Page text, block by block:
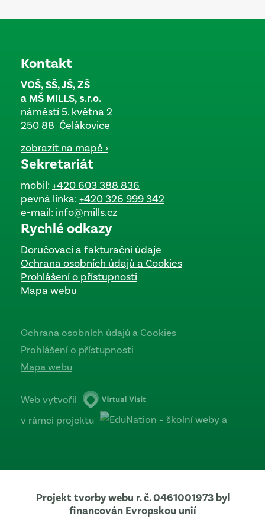
Kontakt
VOŠ, SŠ, JŠ, ZŠ
a MŠ MILLS, s.r.o.
náměstí 5. května 2
250 88 Čelákovice
zobrazit na mapě ›
Sekretariát
mobil: +420 603 388 836
pevná linka: +420 326 999 342
e-mail: info@mills.cz
Rychlé odkazy
Doručovací a fakturační údaje
Ochrana osobních údajů a Cookies
Prohlášení o přístupnosti
Mapa webu
Ochrana osobních údajů a Cookies
Prohlášení o přístupnosti
Mapa webu
Web vytvořil
v rámci projektu
Projekt tvorby webu r. č. 0461001973 byl
financován Evropskou unií